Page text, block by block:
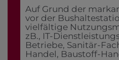
Auf Grund der
vor der
vielfältige
zB., IT-
Betriebe, Sanitär-
Handel, Baustoff-